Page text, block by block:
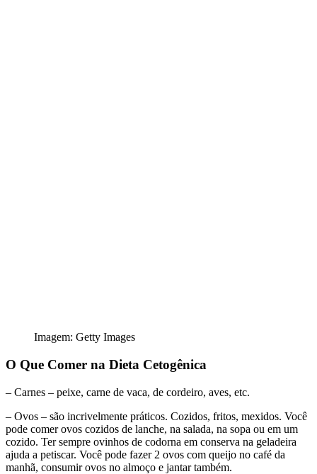
Imagem: Getty Images
O Que Comer na Dieta Cetogênica
– Carnes – peixe, carne de vaca, de cordeiro, aves, etc.
– Ovos – são incrivelmente práticos. Cozidos, fritos, mexidos. Você
pode comer ovos cozidos de lanche, na salada, na sopa ou em um
cozido. Ter sempre ovinhos de codorna em conserva na geladeira
ajuda a petiscar. Você pode fazer 2 ovos com queijo no café da
manhã, consumir ovos no almoço e jantar também.